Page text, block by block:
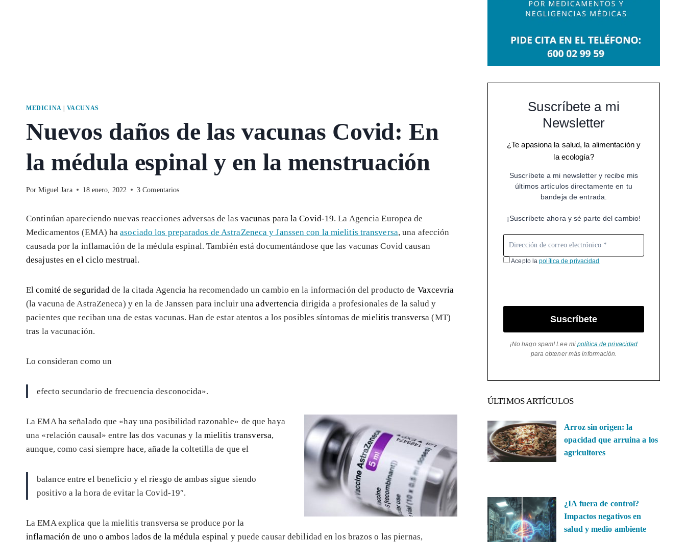
MEDICINA VACUNAS
Nuevos daños de las vacunas Covid: En
la médula espinal y en la menstruación
Por Miguel Jara 18 enero, 2022 3 Comentarios
Continúan apareciendo nuevas reacciones adversas de las vacunas para la Covid-19. La Agencia Europea de
Medicamentos (EMA) haasociado los preparados de AstraZeneca y Janssen con la mielitis transversa, una afección
causada por la inflamación de la médula espinal. También está documentándose que las vacunas Covid causan
desajustes en el ciclo mestrual.
Elcomité de seguridad de la citada Agencia ha recomendado un cambio en la información del producto de Vaxcevria
(la vacuna de AstraZeneca) y en la de Janssen para incluir unaadvertencia dirigida a profesionales de la salud y
pacientes que reciban una de estas vacunas. Han de estar atentos a los posibles síntomas demielitis transversa (MT)
tras la vacunación.
Lo consideran como un
efecto secundario de frecuencia desconocida».
La EMA ha señalado que «hay una posibilidad razonable» de que haya
una «relación causal» entre las dos vacunas y la mielitis transversa,
aunque, como casi siempre hace, añade la coltetilla de que el
balance entre el beneficio y el riesgo de ambas sigue siendo
positivo a la hora de evitar la Covid-19″.
La EMA explica que la mielitis transversa se produce por la
inflamación de uno o ambos lados de la médula espinal y puede causar debilidad en los brazos o las piernas,
Suscríbete a mi
Newsletter
¿Te apasiona la salud, la alimentación y
la ecología?
Suscríbete a mi newsletter y recibe mis
últimos artículos directamente en tu
bandeja de entrada.
¡Suscríbete ahora y sé parte del cambio!
Acepto lapolítica de privacidad
Suscríbete
¡No hago spam! Lee mipolítica de privacidad
para obtener más información.
ÚLTIMOS ARTÍCULOS
Arroz sin origen: la
opacidad que arruina a los
agricultores
¿IA fuera de control?
Impactos negativos en
salud y medio ambiente